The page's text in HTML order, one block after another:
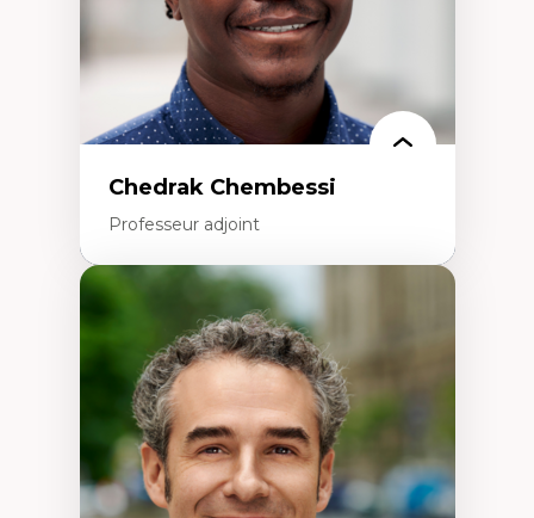
Chedrak Chembessi
Professeur adjoint
Économie circulaire
Modèles d’affaires durables
Histoire des faits économiques
Gestion durable des ressources naturelles
Écologie industrielle
Aménagement durable du territoire
Développement régional
Coopératives
Télétravail en milieu rural francophone
Transition socio-écologique